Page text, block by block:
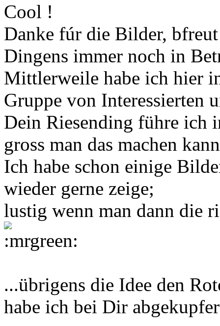
Cool !
Danke fúr die Bilder,
Dingens immer noch in
Mittlerweile habe ich hier
Gruppe von Interessierten
Dein Riesending führe ich
gross man das machen
Ich habe schon einige
wieder gerne zeige;
lustig wenn man dann die
...übrigens die Idee den
habe ich bei Dir